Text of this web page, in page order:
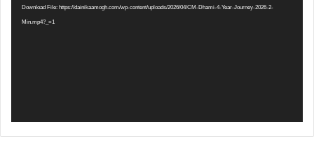
Download File: https://dainikaamogh.com/wp-content/uploads/2026/04/CM-Dhami-4-Year-Journey-2026-2-
Min.mp4?_=1